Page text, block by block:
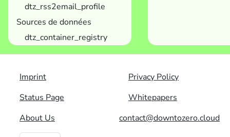
dtz_rss2email_profile
Sources de données
dtz_container_registry
Imprint
Privacy Policy
Status Page
Whitepapers
About Us
contact@downtozero.cloud